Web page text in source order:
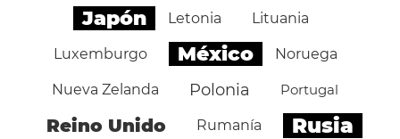
Japón Letonia Lituania
Luxemburgo México Noruega
Nueva Zelanda Polonia Portugal
Reino Unido Rumanía Rusia